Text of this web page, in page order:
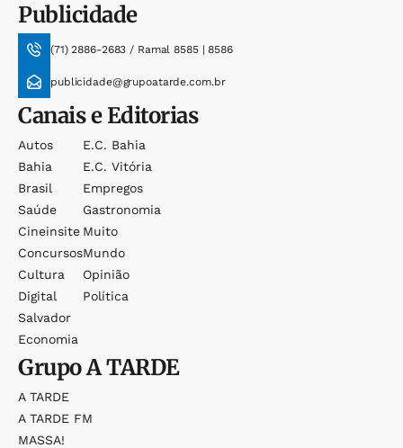
Publicidade
(71) 2886-2683 / Ramal 8585 | 8586
publicidade@grupoatarde.com.br
Canais e Editorias
Autos
Bahia
Brasil
Saúde
Cineinsite
Concursos
Cultura
Digital
Salvador
Economia
E.c. Bahia
E.c. Vitória
Empregos
Gastronomia
Muito
Mundo
Opinião
Política
GrupoA TARDE
A TARDE
A TARDE FM
MASSA!